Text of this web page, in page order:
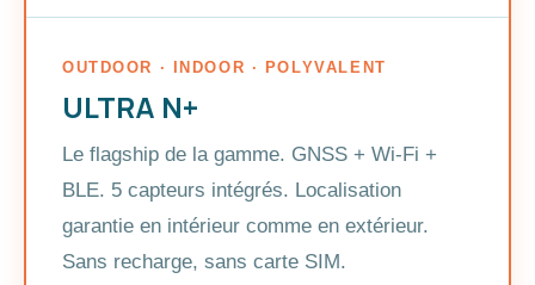
OUTDOOR · INDOOR · POLYVALENT
ULTRA N+
Le flagship de la gamme. GNSS + Wi-Fi +
BLE. 5 capteurs intégrés. Localisation
garantie en intérieur comme en extérieur.
Sans recharge, sans carte SIM.